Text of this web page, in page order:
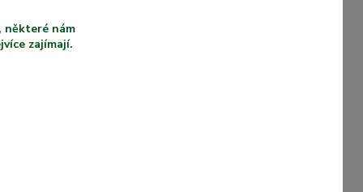
některé nám
zajímají.